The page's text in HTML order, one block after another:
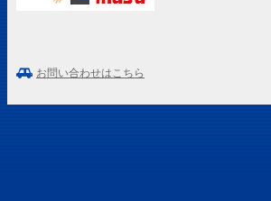
お問い合わせはこちら